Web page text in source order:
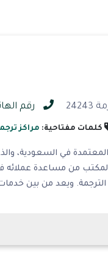
رقم الهاتف
كلمات مفتاحية: مراكز
في السعودية،
من مساعدة عملائه
ويعد من بين